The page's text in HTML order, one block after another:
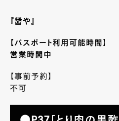
『醤や』
【パスポート利用可能時間】
営業時間中
【事前予約】
不可